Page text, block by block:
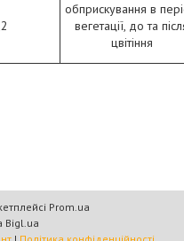
обприскування в
вегетації, до та
цвітіння
Prom.ua
Bigl.ua